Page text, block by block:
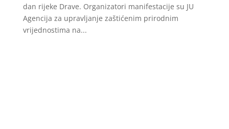
dan rijeke Drave. Organizatori manifestacije su JU
Agencija za upravljanje zaštićenim prirodnim
vrijednostima na...